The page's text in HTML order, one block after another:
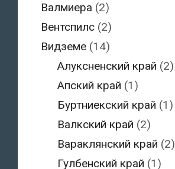
Валмиера (2)
Вентспилс(2)
Видземе(14)
Алуксненский край (2)
Апский край (1)
Буртниекский край (1)
Валкский край (2)
Вараклянский край (2)
Гулбенский край (1)